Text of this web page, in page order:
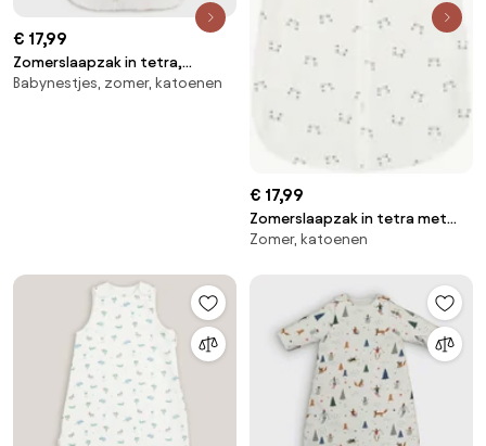
€ 17,99
Zomerslaapzak in tetra,
planetenprint, DIEGO
Babynestjes, zomer, katoenen
€ 17,99
Zomerslaapzak in tetra met
panda motiefjes, zomer
Zomer, katoenen